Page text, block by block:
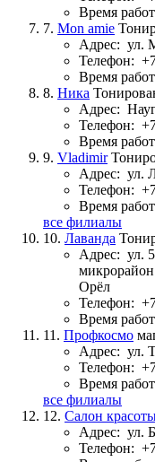
Время
7. Mon amie
Адрес: ул.
Телефон:
Время
8. Ника
Адрес:
Телефон:
Время
9. Vladimir
Адрес: ул.
Телефон:
Время
все филиалы
10. Лаванда
Адрес: ул.
Орёл
Телефон:
Время
11. Профкосмо
Адрес: ул.
Телефон:
Время
все филиалы
12. Салон
Адрес: ул.
Телефон: